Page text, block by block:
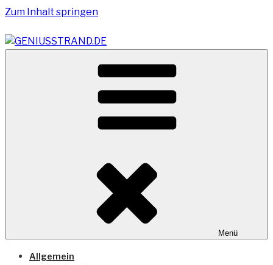
Zum Inhalt springen
GENIUSSTRAND.DE
Vom Geniusstrand zum JadeWeserPort/Container
Terminal Wilhelmshaven
Menü
Allgemein